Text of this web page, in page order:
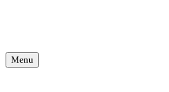
Menu